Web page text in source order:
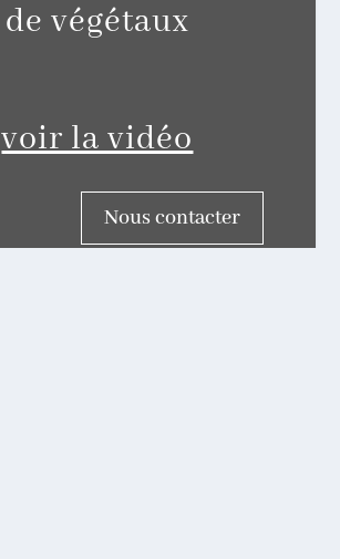
de végétaux
voir la vidéo
Nous contacter